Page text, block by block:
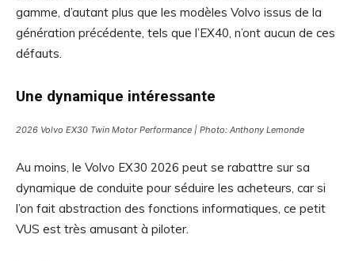
gamme, d’autant plus que les modèles Volvo issus de la
génération précédente, tels que l’EX40, n’ont aucun de ces
défauts.
Une dynamique intéressante
2026 Volvo EX30 Twin Motor Performance | Photo: Anthony Lemonde
Au moins, le Volvo EX30 2026 peut se rabattre sur sa
dynamique de conduite pour séduire les acheteurs, car si
l’on fait abstraction des fonctions informatiques, ce petit
VUS est très amusant à piloter.